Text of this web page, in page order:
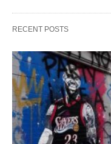
RECENT POSTS